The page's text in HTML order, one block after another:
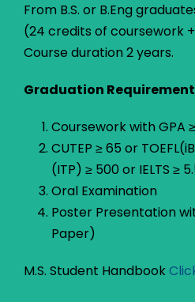
From B.S. or B.Eng
(24 credits of coursework
Course duration 2 years.
Graduation
Coursework with GPA
CUTEP ≥ 65 or
(ITP) ≥ 500 or IELTS ≥
Oral Examination
Poster Presentation
Paper)
M.S. Student Handbook